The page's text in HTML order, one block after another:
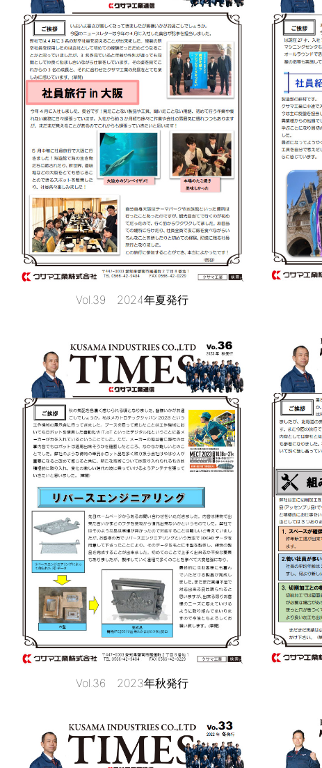
Vol.39 2024年夏発行
Vol.36 2023年秋発行